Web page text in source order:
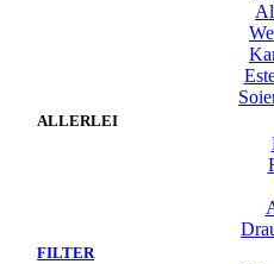
ALLERLEI
FILTER